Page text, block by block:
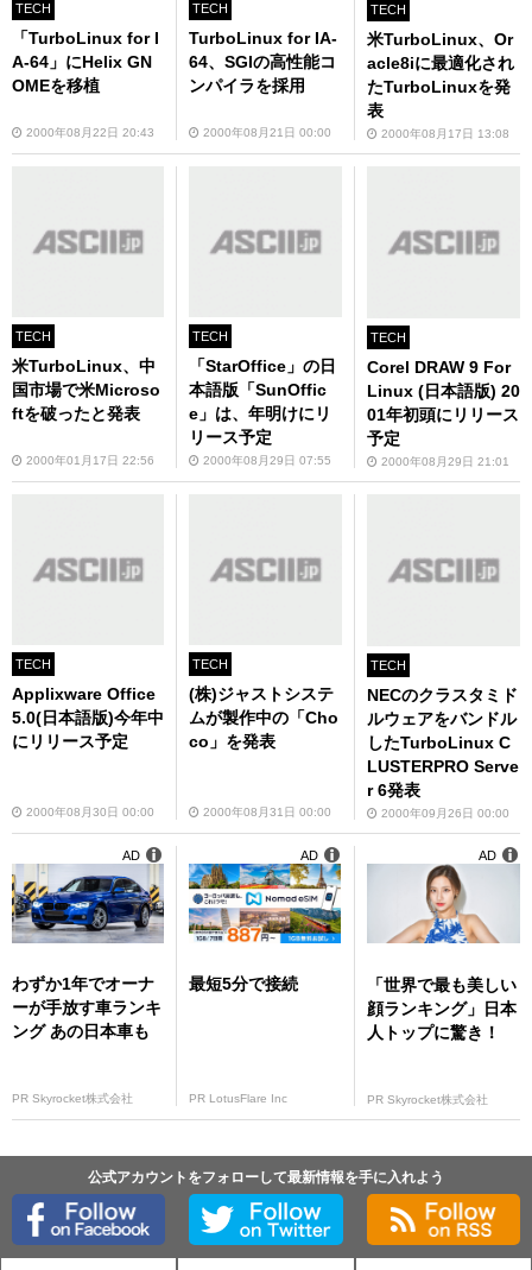
TECH
「TurboLinux for I
A-64」にHelix GN
OMEを移植
2000年08月22日 20:43
TECH
TurboLinux for IA-
64、SGIの高性能コ
ンパイラを採用
2000年08月21日 00:00
TECH
米TurboLinux、Or
acle8iに最適化され
たTurboLinuxを発
表
2000年08月17日 13:08
TECH
米TurboLinux、中
国市場で米Microso
ftを破ったと発表
2000年01月17日 22:56
TECH
「StarOffice」の日
本語版「SunOffic
e」は、年明けにリ
リース予定
2000年08月29日 07:55
TECH
Corel DRAW 9 For
Linux (日本語版) 20
01年初頭にリリース
予定
2000年08月29日 21:01
TECH
Applixware Office
5.0(日本語版)今年中
にリリース予定
2000年08月30日 00:00
TECH
(株)ジャストシステ
ムが製作中の「Cho
co」を発表
2000年08月31日 00:00
TECH
NECのクラスタミド
ルウェアをバンドル
したTurboLinux C
LUSTERPRO Serve
r 6発表
2000年09月26日 00:00
わずか1年でオーナ
ーが手放す車ランキ
ング あの日本車も
PR Skyrocket株式会社
AD
最短5分で接続
PR LotusFlare Inc
AD
「世界で最も美しい
顔ランキング」日本
人トップに驚き！
PR Skyrocket株式会社
AD
公式アカウントをフォローして最新情報を手に入れよう